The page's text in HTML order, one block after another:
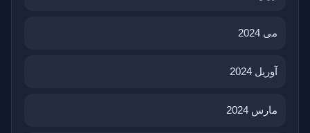
می 2024
آوریل 2024
مارس 2024